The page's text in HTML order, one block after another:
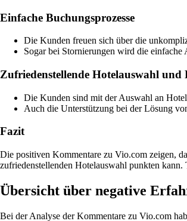
Einfache Buchungsprozesse
Die Kunden freuen sich über die
Sogar bei Stornierungen wird die
Zufriedenstellende Hotelauswahl und
Die Kunden sind mit der Auswahl an
Auch die Unterstützung bei der Lösung
Fazit
Die positiven Kommentare zu Vio.com zeigen,
zufriedenstellenden Hotelauswahl punkten
Übersicht über negative
Bei der Analyse der Kommentare zu Vio.com